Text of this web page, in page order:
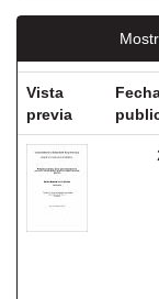
Vista
previa